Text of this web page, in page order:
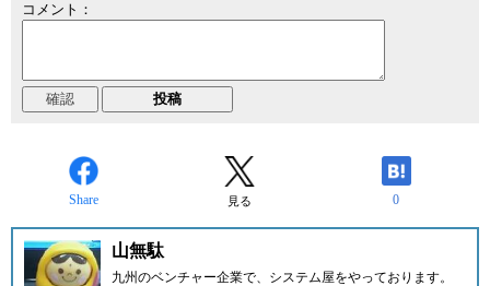
コメント：
Share 見る 0
山無駄
九州のベンチャー企業で、システム屋をやっております。